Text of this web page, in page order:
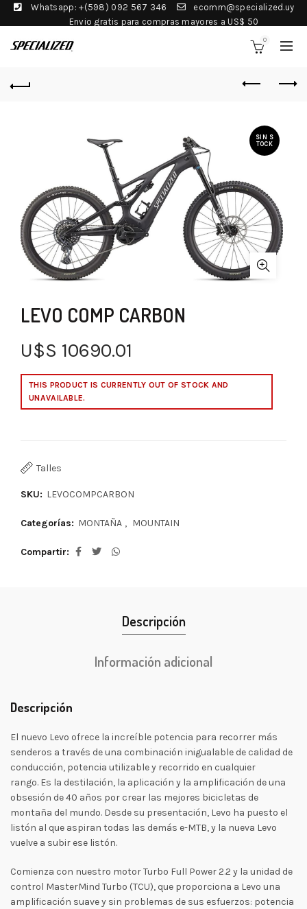
Whatsapp: +(598) 092 567 346
ecomm@specialized.uy
Envio gratis para compras mayores a US$ 50
0
SIN S
TOCK
LEVO COMP CARBON
U$S 10690.01
THIS PRODUCT IS CURRENTLY OUT OF STOCK AND
UNAVAILABLE.
Talles
SKU: LEVOCOMPCARBON
Categorías: MONTAÑA , MOUNTAIN
Compartir
Descripción
Información adicional
Descripción
El nuevo Levo ofrece la increíble potencia para recorrer más
senderos a través de una combinación inigualable de calidad de
conducción, potencia utilizable y recorrido en cualquier
rango. Es la destilación, la aplicación y la amplificación de una
obsesión de 40 años por crear las mejores bicicletas de
montaña del mundo. Desde su presentación, Levo ha puesto el
listón al que aspiran todas las demás e-MTB, y la nueva Levo
vuelve a subir ese listón.
Comienza con nuestro motor Turbo Full Power 2.2 y la unidad de
control MasterMind Turbo (TCU), que proporciona a Levo una
amplificación suave y sin problemas de sus esfuerzos: potencia